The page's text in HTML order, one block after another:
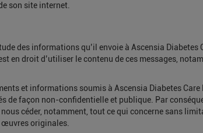
son site internet.
des informations qu’il envoie à Ascensia
en droit d’utiliser le contenu de ces messages,
et informations soumis à Ascensia Diabetes Care
de façon non-confidentielle et publique. Par
céder, notamment, tout ce qui concerne sans
originales.